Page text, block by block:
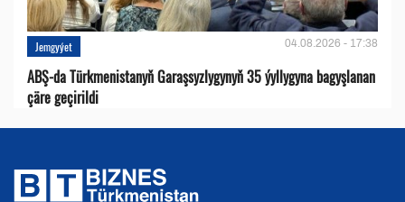
Jemgyýet 04.08.2026 - 17:38
ABŞ-da Türkmenistanyň Garaşsyzlygynyň 35 ýyllygyna bagyşlanan
çäre geçirildi